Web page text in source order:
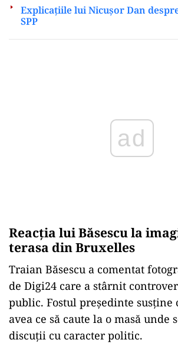
Explicațiile lui Nicușor Dan
SPP
Reacția lui Băsescu la
terasa din Bruxelles
Traian Băsescu a comentat
de Digi24 care a stârnit
public. Fostul președinte susține
avea ce să caute la o masă unde
discuții cu caracter politic.